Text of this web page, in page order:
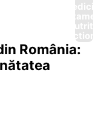
România: